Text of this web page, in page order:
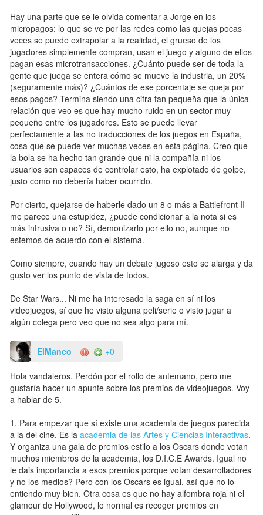
Hay una parte que se le olvida comentar a Jorge en los
micropagos: lo que se ve por las redes como las quejas pocas
veces se puede extrapolar a la realidad, el grueso de los
jugadores simplemente compran, usan el juego y alguno de ellos
pagan esas microtransacciones. ¿Cuánto puede ser de toda la
gente que juega se entera cómo se mueve la industria, un 20%
(seguramente más)? ¿Cuántos de ese porcentaje se queja por
esos pagos? Termina siendo una cifra tan pequeña que la única
relación que veo es que hay mucho ruido en un sector muy
pequeño entre los jugadores. Esto se puede llevar
perfectamente a las no traducciones de los juegos en España,
cosa que se puede ver muchas veces en esta página. Creo que
la bola se ha hecho tan grande que ni la compañía ni los
usuarios son capaces de controlar esto, ha explotado de golpe,
justo como no debería haber ocurrido.
Por cierto, quejarse de haberle dado un 8 o más a Battlefront II
me parece una estupidez, ¿puede condicionar a la nota si es
más intrusiva o no? Sí, demonizarlo por ello no, aunque no
estemos de acuerdo con el sistema.
Como siempre, cuando hay un debate jugoso esto se alarga y da
gusto ver los punto de vista de todos.
De Star Wars... Ni me ha interesado la saga en sí ni los
videojuegos, sí que he visto alguna peli/serie o visto jugar a
algún colega pero veo que no sea algo para mí.
ElManco +0
Hola vandaleros. Perdón por el rollo de antemano, pero me
gustaría hacer un apunte sobre los premios de videojuegos. Voy
a hablar de 5.
1. Para empezar que sí existe una academia de juegos parecida
a la del cine. Es la academia de las Artes y Ciencias Interactivas.
Y organiza una gala de premios estilo a los Oscars donde votan
muchos miembros de la academia, los D.I.C.E Awards. Igual no
le dais importancia a esos premios porque votan desarrolladores
y no los medios? Pero con los Oscars es igual, así que no lo
entiendo muy bien. Otra cosa es que no hay alfombra roja ni el
glamour de Hollywood, lo normal es recoger premios en